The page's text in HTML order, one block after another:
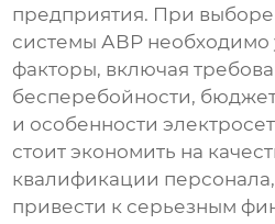
предприятия. При выборе
системы АВР необходимо
факторы, включая
бесперебойности,
и особенности
стоит экономить на
квалификации
привести к серьезным